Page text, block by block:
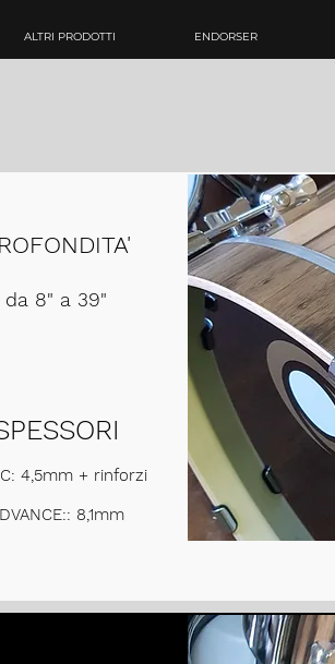
ALTRI PRODOTTI ENDORSER
da 8" a 39"
4,5mm + rinforzi
8,1mm